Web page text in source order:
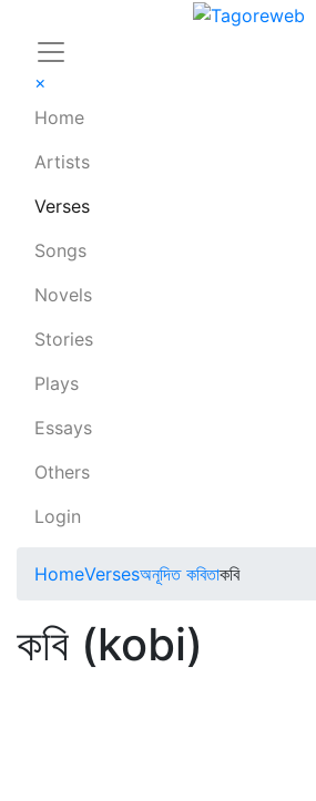
×
Home
Artists
Verses
Songs
Novels
Stories
Plays
Essays
Others
Login
HomeVersesঅনূদিত কবিতাকবি
কবি (kobi)